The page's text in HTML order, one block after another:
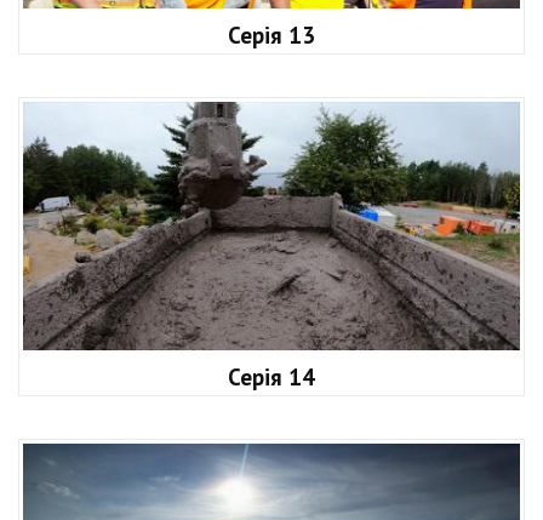
Серія 13
Серія 14